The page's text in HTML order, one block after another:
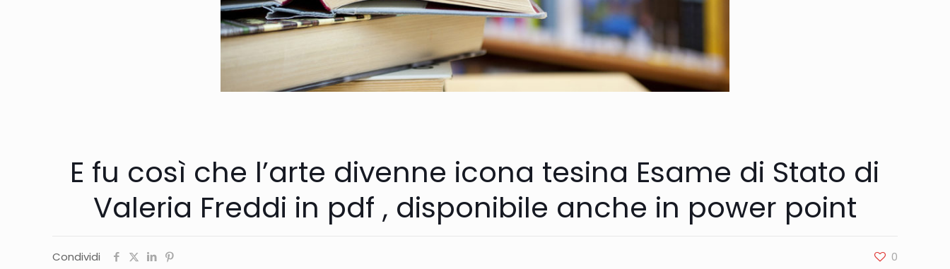
E fu così che l’arte divenne icona tesina Esame di Stato di
Valeria Freddi in pdf , disponibile anche in power point
Condividi 0